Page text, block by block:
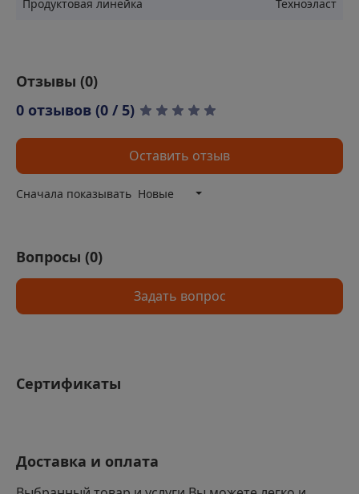
Продуктовая линейка Техноэласт
Отзывы (0)
0 отзывов (0 / 5)
Оставить отзыв
Сначала показывать Новые
Вопросы (0)
Задать вопрос
Сертификаты
Доставка и оплата